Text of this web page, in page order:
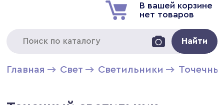
В вашей корзине
нет товаров
Найти
Главная Свет Светильники